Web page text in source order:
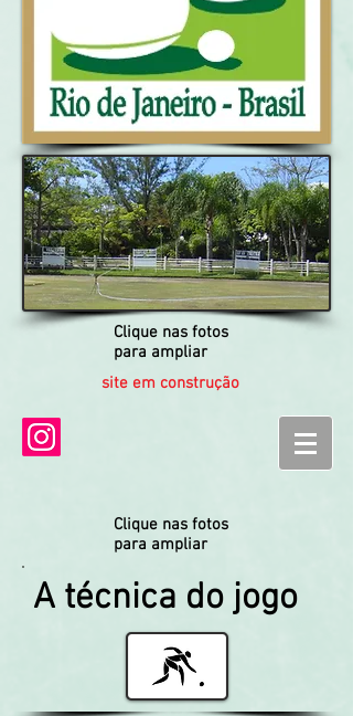
Clique nas fotos
para ampliar
site em construção
Clique nas fotos
para ampliar
A técnica do jogo